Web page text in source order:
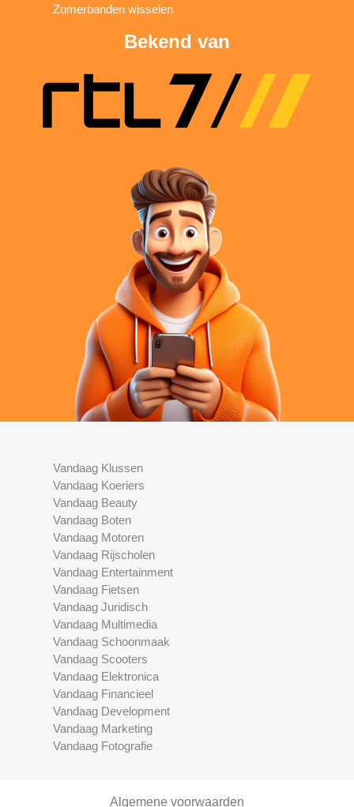
Zomerbanden wisselen
Bekend van
Vandaag Klussen
Vandaag Koeriers
Vandaag Beauty
Vandaag Boten
Vandaag Motoren
Vandaag Rijscholen
Vandaag Entertainment
Vandaag Fietsen
Vandaag Juridisch
Vandaag Multimedia
Vandaag Schoonmaak
Vandaag Scooters
Vandaag Elektronica
Vandaag Financieel
Vandaag Development
Vandaag Marketing
Vandaag Fotografie
Algemene voorwaarden